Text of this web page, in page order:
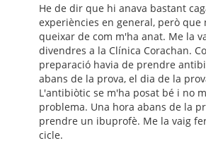
He de dir que hi anava bastant
experiències en general, però que
queixar de com m'ha anat. Me la
divendres a la Clínica Corachan.
preparació havia de prendre
abans de la prova, el dia de la
L'antibiòtic se m'ha posat bé i no
problema. Una hora abans de la
prendre un ibuprofè. Me la vaig
cicle.